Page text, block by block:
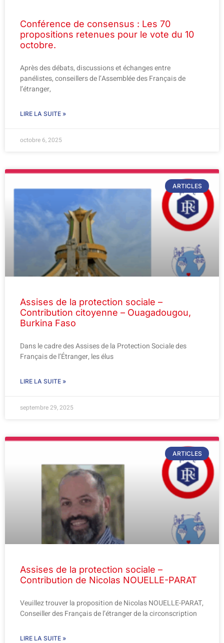
Conférence de consensus : Les 70
propositions retenues pour le vote du 10
octobre.
Après des débats, discussions et échanges entre
panélistes, conseillers de l’Assemblée des Français de
l’étranger,
LIRE LA SUITE »
octobre 6, 2025
ARTICLES
Assises de la protection sociale –
Contribution citoyenne – Ouagadougou,
Burkina Faso
Dans le cadre des Assises de la Protection Sociale des
Français de l’Étranger, les élus
LIRE LA SUITE »
septembre 29, 2025
ARTICLES
Assises de la protection sociale –
Contribution de Nicolas NOUELLE-PARAT
Veuillez trouver la proposition de Nicolas NOUELLE-PARAT,
Conseiller des Français de l’étranger de la circonscription
LIRE LA SUITE »